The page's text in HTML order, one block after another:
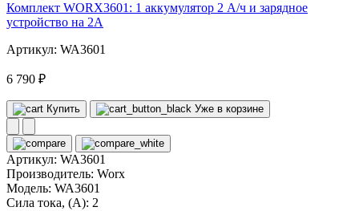
Комплект WORX3601: 1 аккумулятор 2 А/ч и зарядное
устройство на 2А
Артикул: WA3601
6 790 ₽
Купить Уже в корзине
Артикул: WA3601
Производитель: Worx
Модель: WA3601
Сила тока, (А): 2